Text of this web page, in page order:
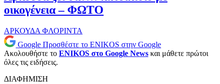
οικογένεια – ΦΩΤΟ
ΑΡΚΟΥΔΑ ΦΛΟΡΙΝΤΑ
Google Προσθέστε το ENIKOS στην Google
Ακολουθήστε το ENIKOS στο Google News και μάθετε πρώτοι
όλες τις ειδήσεις.
ΔΙΑΦΗΜΙΣΗ